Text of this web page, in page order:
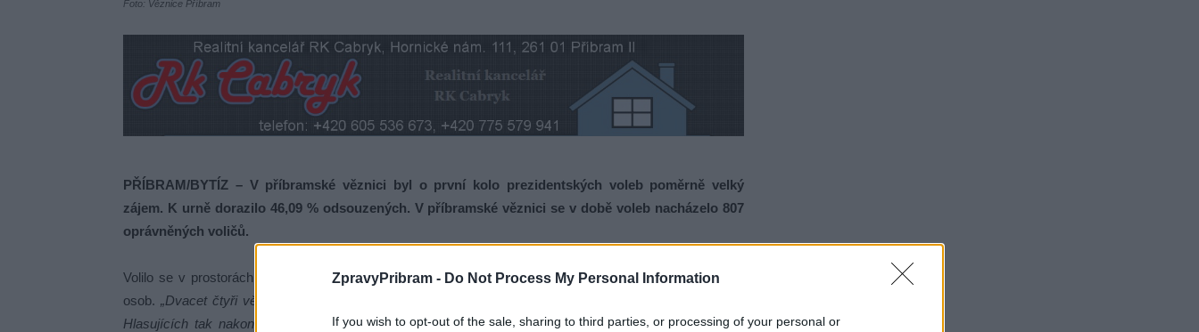
ZpravyPribram - Do Not Process My Personal Information
If you wish to opt-out of the sale, sharing to third parties, or processing of your personal or
Foto: Věznice Příbram
PŘÍBRAM/BYTÍZ – V příbramské věznici byl o první kolo prezidentských voleb poměrně velký
zájem. K urně dorazilo 46,09 % odsouzených. V příbramské věznici se v době voleb nacházelo 807
oprávněných voličů.
Volilo se v prostorách místního vzdělávacího střediska a k volbám se dostavilo celkem 396 vězněných
osob. „Dvacet čtyři vězňů nebylo z různých opodstatněných důvodů volební komisí k volbě připuštěno.
Hlasujících tak nakonec bylo 372, což ve věznici činilo volební účast 46,09 %,“uvedl tiskový mluvčí